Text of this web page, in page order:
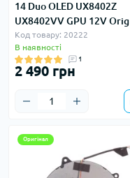
14 Duo OLED UX8402Z
UX8402VV GPU 12V Orig
Код товару: 20222
В наявності
1
2 490 грн
Оригінал